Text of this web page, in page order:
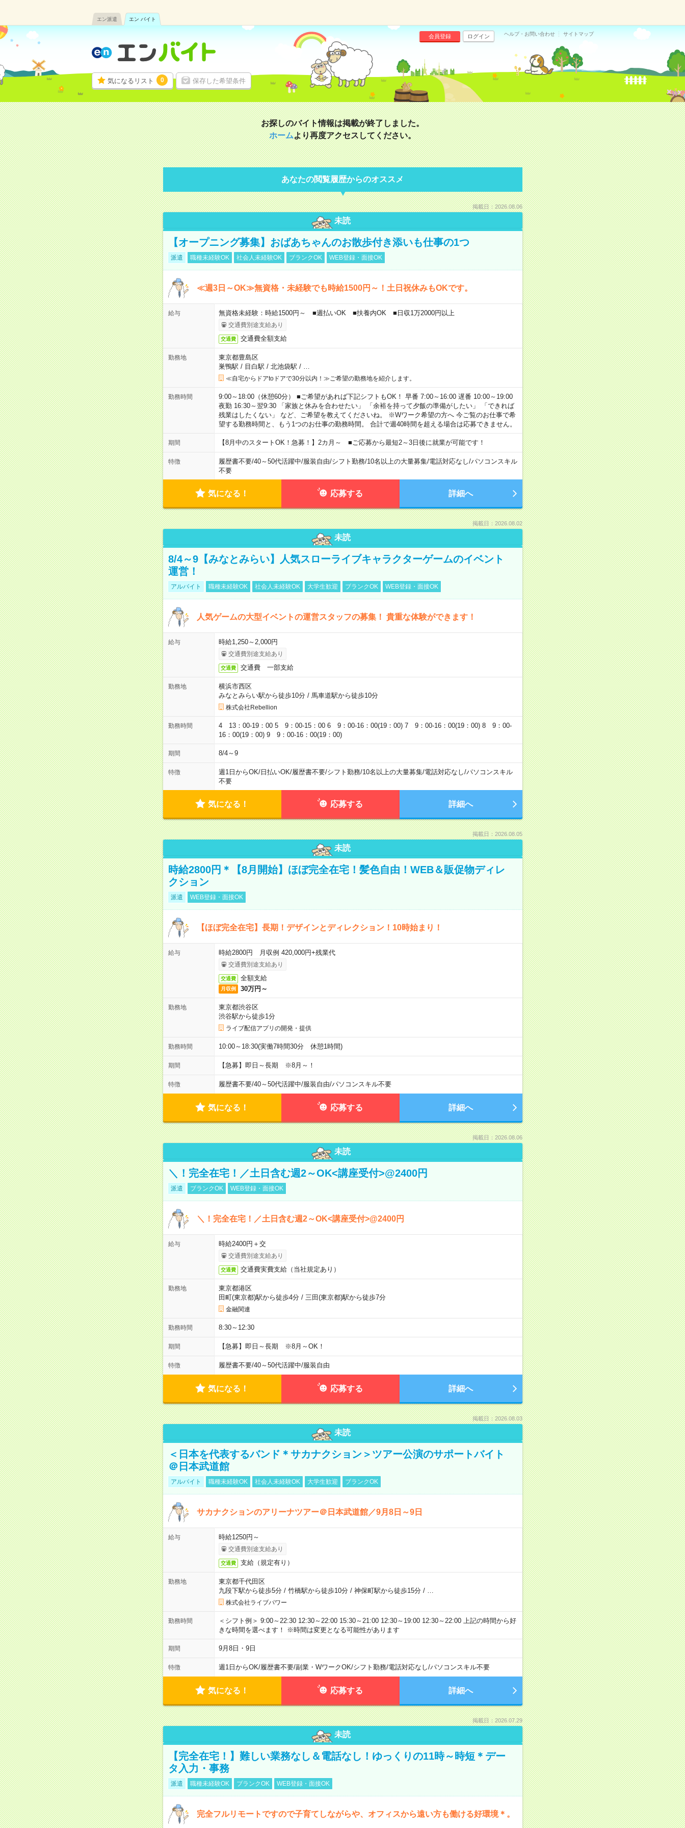
エン派遣 エン バイト
気になるリスト 0 保存した希望条件
会員登録 ログイン ヘルプ・お問い合わせ サイトマップ
お探しのバイト情報は掲載が終了しました。
ホームより再度アクセスしてください。
あなたの閲覧履歴からのオススメ
掲載日：2026.08.06
未読
【オープニング募集】おばあちゃんのお散歩付き添いも仕事の1つ
派遣 職種未経験OK 社会人未経験OK ブランクOK WEB登録・面接OK
≪週3日～OK≫無資格・未経験でも時給1500円～！土日祝休みもOKです。
給与 無資格未経験：時給1500円～ ■週払いOK ■扶養内OK ■日収1万2000円以上
交通費別途支給あり
交通費 交通費全額支給
勤務地
東京都豊島区
巣鴨駅 / 目白駅 / 北池袋駅 / …
≪自宅からドアtoドアで30分以内！≫ご希望の勤務地を紹介します。
勤務時間
9:00～18:00（休憩60分） ■ご希望があれば下記シフトもOK！ 早番 7:00～16:00 遅番 10:00～19:00
夜勤 16:30～翌9:30 「家族と休みを合わせたい」 「余裕を持って夕飯の準備がしたい」 「できれば
残業はしたくない」 など、ご希望を教えてくださいね。 ※Wワーク希望の方へ 今ご覧のお仕事で希
望する勤務時間と、もう1つのお仕事の勤務時間。 合計で週40時間を超える場合は応募できません。
期間 【8月中のスタートOK！急募！】2カ月～ ■ご応募から最短2～3日後に就業が可能です！
特徴 履歴書不要/40～50代活躍中/服装自由/シフト勤務/10名以上の大量募集/電話対応なし/パソコンスキル
不要
気になる！ 応募する 詳細へ
掲載日：2026.08.02
未読
8/4～9【みなとみらい】人気スローライブキャラクターゲームのイベント
運営！
アルバイト 職種未経験OK 社会人未経験OK 大学生歓迎 ブランクOK WEB登録・面接OK
人気ゲームの大型イベントの運営スタッフの募集！ 貴重な体験ができます！
給与 時給1,250～2,000円
交通費別途支給あり
交通費 交通費 一部支給
勤務地
横浜市西区
みなとみらい駅から徒歩10分/ 馬車道駅から徒歩10分
株式会社Rebellion
勤務時間
4 13：00-19：00 5 9：00-15：00 6 9：00-16：00(19：00) 7 9：00-16：00(19：00) 8 9：00-
16：00(19：00) 9 9：00-16：00(19：00)
期間 8/4～9
特徴 週1日からOK/日払いOK/履歴書不要/シフト勤務/10名以上の大量募集/電話対応なし/パソコンスキル
不要
気になる！ 応募する 詳細へ
掲載日：2026.08.05
未読
時給2800円＊【8月開始】ほぼ完全在宅！髪色自由！WEB＆販促物ディレ
クション
派遣 WEB登録・面接OK
【ほぼ完全在宅】長期！デザインとディレクション！10時始まり！
給与 時給2800円 月収例 420,000円+残業代
交通費別途支給あり
交通費 全額支給
月収例 30万円～
勤務地
東京都渋谷区
渋谷駅から徒歩1分
ライブ配信アプリの開発・提供
勤務時間 10:00～18:30(実働7時間30分 休憩1時間)
期間 【急募】即日～長期 ※8月～！
特徴 履歴書不要/40～50代活躍中/服装自由/パソコンスキル不要
気になる！ 応募する 詳細へ
掲載日：2026.08.06
未読
＼！完全在宅！／土日含む週2～OK<講座受付>@2400円
派遣 ブランクOK WEB登録・面接OK
＼！完全在宅！／土日含む週2～OK<講座受付>@2400円
給与 時給2400円＋交
交通費別途支給あり
交通費 交通費実費支給（当社規定あり）
勤務地
東京都港区
田町(東京都)駅から徒歩4分/ 三田(東京都)駅から徒歩7分
金融関連
勤務時間 8:30～12:30
期間 【急募】即日～長期 ※8月～OK！
特徴 履歴書不要/40～50代活躍中/服装自由
気になる！ 応募する 詳細へ
掲載日：2026.08.03
未読
＜日本を代表するバンド＊サカナクション＞ツアー公演のサポートバイト
＠日本武道館
アルバイト 職種未経験OK 社会人未経験OK 大学生歓迎 ブランクOK
サカナクションのアリーナツアー＠日本武道館／9月8日～9日
給与 時給1250円～
交通費別途支給あり
交通費 支給（規定有り）
勤務地
東京都千代田区
九段下駅から徒歩5分/ 竹橋駅から徒歩10分/ 神保町駅から徒歩15分/ …
株式会社ライブパワー
勤務時間
＜シフト例＞ 9:00～22:30 12:30～22:00 15:30～21:00 12:30～19:00 12:30～22:00 上記の時間から好
きな時間を選べます！ ※時間は変更となる可能性があります
期間 9月8日・9日
特徴 週1日からOK/履歴書不要/副業・WワークOK/シフト勤務/電話対応なし/パソコンスキル不要
気になる！ 応募する 詳細へ
掲載日：2026.07.29
未読
【完全在宅！】難しい業務なし＆電話なし！ゆっくりの11時～時短＊デー
タ入力・事務
派遣 職種未経験OK ブランクOK WEB登録・面接OK
完全フルリモートですので子育てしながらや、オフィスから遠い方も働ける好環境＊。